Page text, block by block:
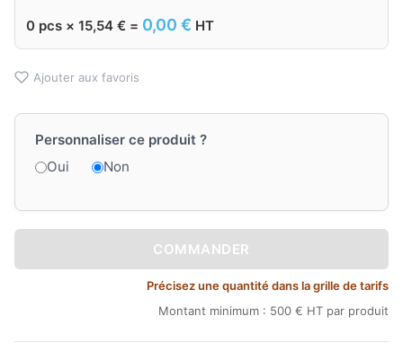
0 pcs × 15,54 € = 0,00 € HT
Ajouter aux favoris
Personnaliser ce produit ?
Oui
Non
COMMANDER
Précisez une quantité dans la grille de tarifs
Montant minimum : 500 € HT par produit